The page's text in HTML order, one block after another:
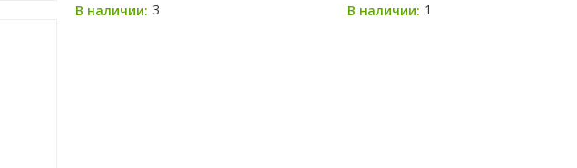
В наличии: 3
В наличии: 1